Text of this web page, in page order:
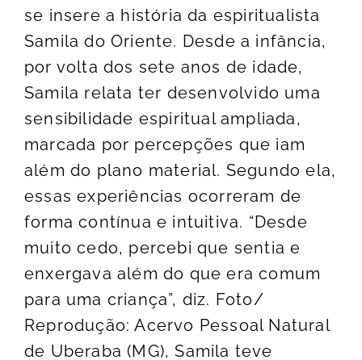
se insere a história da espiritualista
Samila do Oriente. Desde a infância,
por volta dos sete anos de idade,
Samila relata ter desenvolvido uma
sensibilidade espiritual ampliada,
marcada por percepções que iam
além do plano material. Segundo ela,
essas experiências ocorreram de
forma contínua e intuitiva. “Desde
muito cedo, percebi que sentia e
enxergava além do que era comum
para uma criança”, diz. Foto/
Reprodução: Acervo Pessoal Natural
de Uberaba (MG), Samila teve